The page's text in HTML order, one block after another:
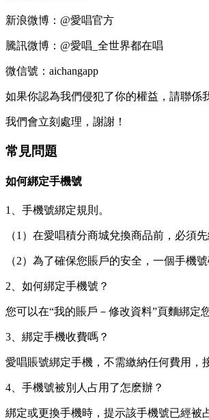
新浪微博：@愛唱官方
騰訊微博：@愛唱_全世界都在唱
微信號：aichangapp
如果你認為我們侵犯了你的權益，請聯係
我們會立刻處理，謝謝！
常見問題
如何綁定手機號
1、手機號綁定規則。
（1）在愛唱積分商城兌換商品前，必須先
（2）為了確保您賬戶的安全，一個手機
2、如何綁定手機號？
您可以在“我的賬戶－修改資料”頁麵綁定
3、綁定手機收費嗎？
愛唱賬號綁定手機，不需繳納任何費用，
4、手機號被別人占用了怎麽辦？
綁定或更換手機時，提示該手機號已經被